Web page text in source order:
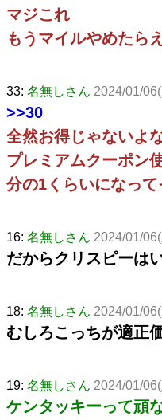
マジこれ
もうマイルやめたら
33: 名無しさん 2024/01/
>>30
全然お得じゃないよ
プレミアムクーポン
分の1くらいになって
16: 名無しさん 2024/01/
だからクリスピーは
18: 名無しさん 2024/01/
むしろこっちが適正
19: 名無しさん 2024/01/
ケンタッキーって頑